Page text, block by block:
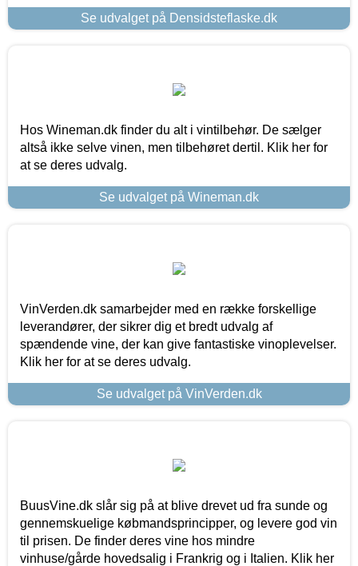
Se udvalget på Densidsteflaske.dk
Hos Wineman.dk finder du alt i vintilbehør. De sælger
altså ikke selve vinen, men tilbehøret dertil. Klik her for
at se deres udvalg.
Se udvalget på Wineman.dk
VinVerden.dk samarbejder med en række forskellige
leverandører, der sikrer dig et bredt udvalg af
spændende vine, der kan give fantastiske vinoplevelser.
Klik her for at se deres udvalg.
Se udvalget på VinVerden.dk
BuusVine.dk slår sig på at blive drevet ud fra sunde og
gennemskuelige købmandsprincipper, og levere god vin
til prisen. De finder deres vine hos mindre
vinhuse/gårde hovedsalig i Frankrig og i Italien. Klik her